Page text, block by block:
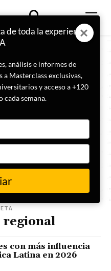
regional
con más influencia
Latina en 2026
de toda la experiencia
análisis e informes de
a Masterclass exclusivas,
y acceso a +120
cada semana.